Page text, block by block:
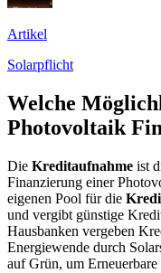
Artikel
Solarpflicht
Welche
Photovoltaik
Die Kreditaufnahme ist
Finanzierung einer
eigenen Pool für die
und vergibt günstige
Hausbanken vergeben
Energiewende durch
auf Grün, um